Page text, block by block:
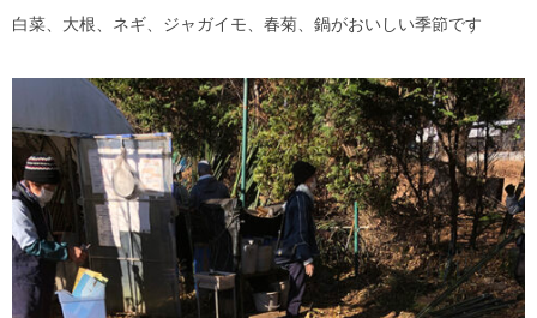
白菜、大根、ネギ、ジャガイモ、春菊、鍋がおいしい季節です